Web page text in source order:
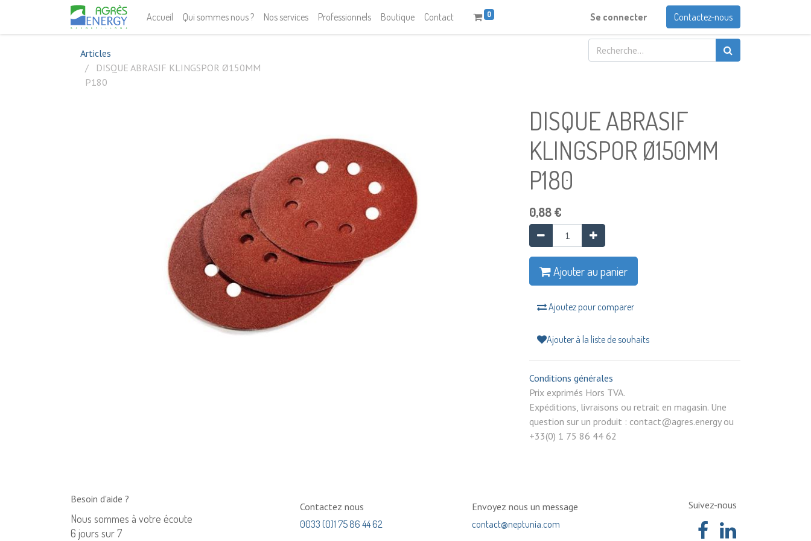
Accueil Qui sommes nous ? Nos services Professionnels Boutique Contact 0 Se connecter Contactez-nous
Articles
DISQUE ABRASIF KLINGSPOR Ø150MM
P180
DISQUE ABRASIF
KLINGSPOR Ø150MM
P180
0,88€
Ajouter au panier
Ajoutez pour comparer
Ajouter à la liste de souhaits
Conditions générales
Prix exprimés Hors TVA.
Expéditions, livraisons ou retrait en magasin. Une
question sur un produit : contact@agres.energy ou
+33(0) 1 75 86 44 62
Besoin d'aide ?
Nous sommes à votre écoute
6 jours sur 7
Contactez nous
0033 (0)1 75 86 44 62
Envoyez nous un message
contact@neptunia.com
Suivez-nous